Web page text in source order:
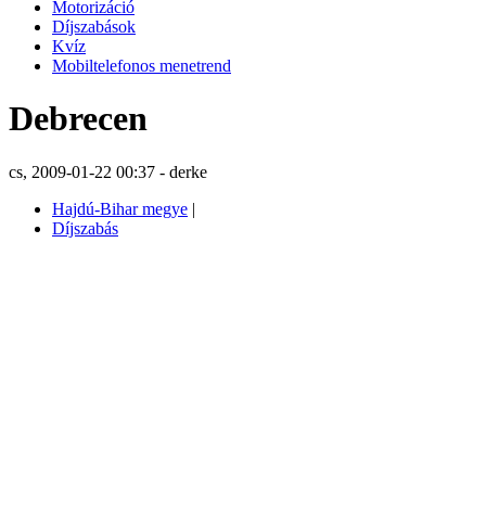
Motorizáció
Díjszabások
Kvíz
Mobiltelefonos menetrend
Debrecen
cs, 2009-01-22 00:37 - derke
Hajdú-Bihar megye |
Díjszabás